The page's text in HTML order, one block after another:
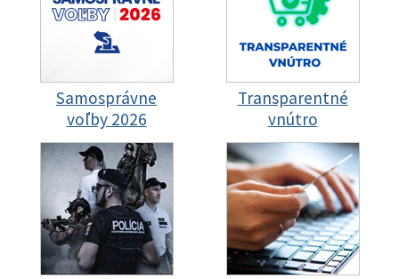
Samosprávne
voľby 2026
Transparentné
vnútro